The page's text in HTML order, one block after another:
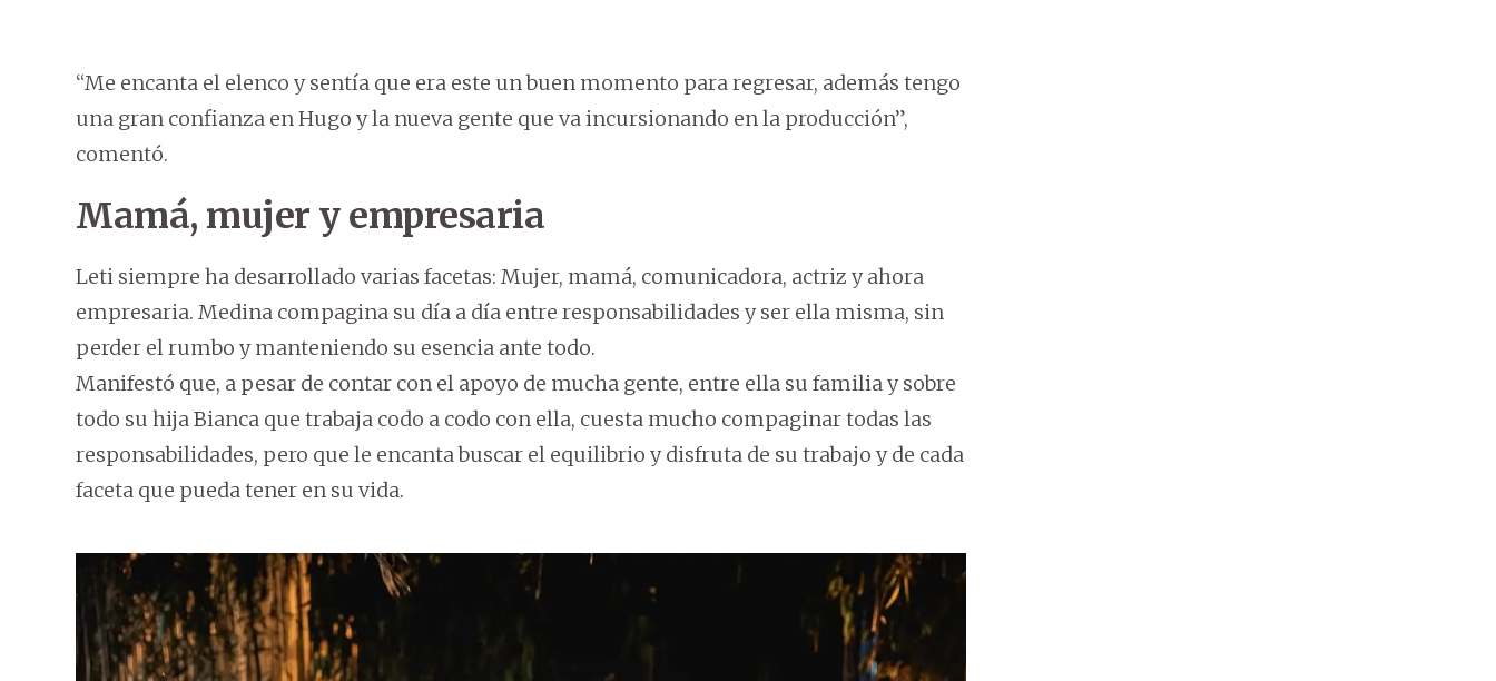
“Me encanta el elenco y sentía que era este un buen momento para regresar, además tengo
una gran confianza en Hugo y la nueva gente que va incursionando en la producción”,
comentó.
Mamá, mujer y empresaria
Leti siempre ha desarrollado varias facetas: Mujer, mamá, comunicadora, actriz y ahora
empresaria. Medina compagina su día a día entre responsabilidades y ser ella misma, sin
perder el rumbo y manteniendo su esencia ante todo.
Manifestó que, a pesar de contar con el apoyo de mucha gente, entre ella su familia y sobre
todo su hija Bianca que trabaja codo a codo con ella, cuesta mucho compaginar todas las
responsabilidades, pero que le encanta buscar el equilibrio y disfruta de su trabajo y de cada
faceta que pueda tener en su vida.